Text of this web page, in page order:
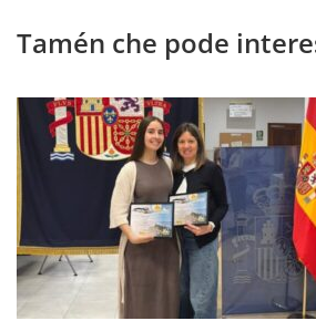
Tamén che pode